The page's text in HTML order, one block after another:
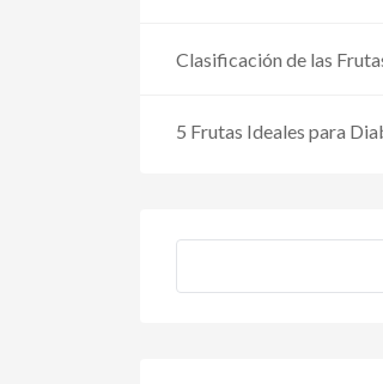
Clasificación de las
5 Frutas Ideales para